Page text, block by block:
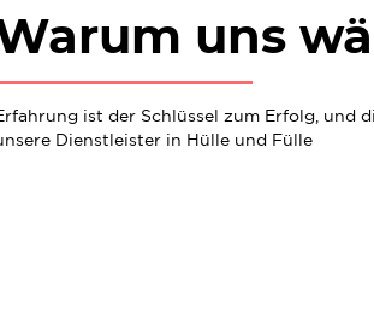
uns
ist der Schlüssel zum Erfolg, und
Dienstleister in Hülle und Fülle